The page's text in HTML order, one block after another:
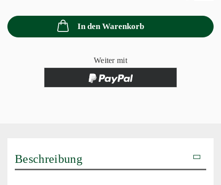
In den Warenkorb
Weiter mit
Beschreibung